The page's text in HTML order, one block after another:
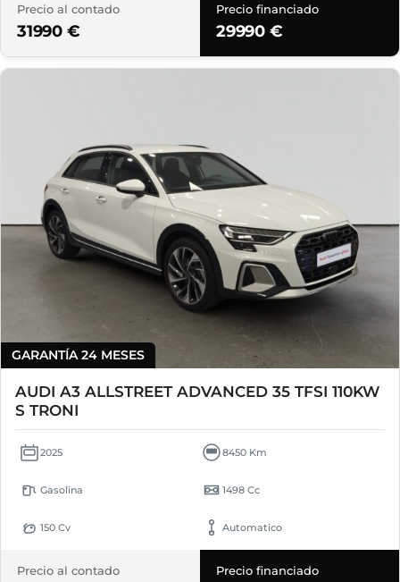
Precio financiado
29990 €
Precio al contado
31990 €
GARANTÍA 24 MESES
AUDI A3 ALLSTREET ADVANCED 35 TFSI 110KW
S TRONI
2025 8450 Km
Gasolina 1498 Cc
150 Cv Automatico
Precio financiado
Precio al contado